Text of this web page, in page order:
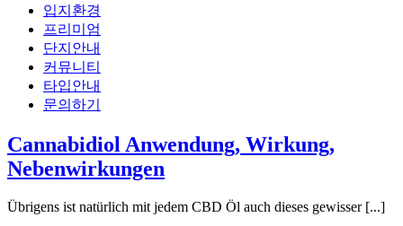
입지환경
프리미엄
단지안내
커뮤니티
타입안내
문의하기
Cannabidiol Anwendung, Wirkung,
Nebenwirkungen
Übrigens ist natürlich mit jedem CBD Öl auch dieses gewisser [...]